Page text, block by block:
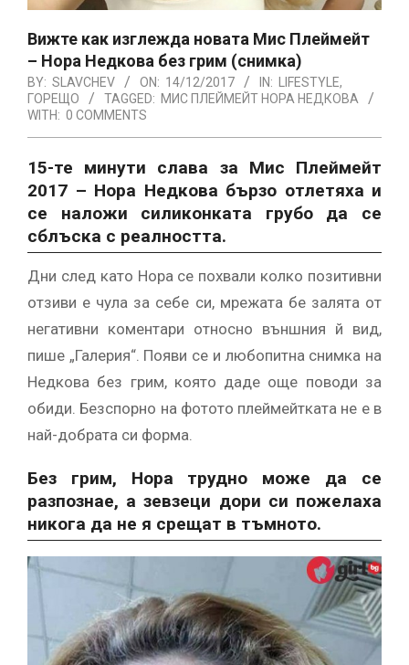
Вижте как изглежда новата Мис Плеймейт
– Нора Недкова без грим (снимка)
BY: SLAVCHEV ON: 14/12/2017 IN: LIFESTYLE,
ГОРЕЩО
TAGGED: МИС ПЛЕЙМЕЙТ НОРА НЕДКОВА
WITH: 0 COMMENTS
15-те минути слава за Мис Плеймейт
2017 – Нора Недкова бързо отлетяха и
се наложи силиконката грубо да се
сблъска с реалността.
Дни след като Нора се похвали колко позитивни
отзиви е чула за себе си, мрежата бе залята от
негативни коментари относно външния й вид,
пише „Галерия“. Появи се и любопитна снимка на
Недкова без грим, която даде още поводи за
обиди. Безспорно на фотото плеймейтката не е в
най-добрата си форма.
Без грим, Нора трудно може да се
разпознае, а зевзеци дори си пожелаха
никога да не я срещат в тъмното.